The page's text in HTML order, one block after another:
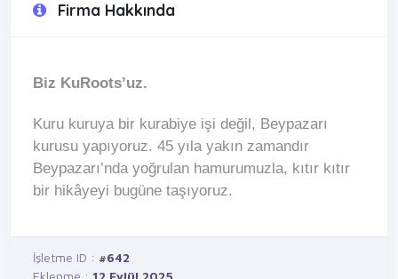
Firma Hakkında
Biz KuRoots’uz.
Kuru kuruya bir kurabiye işi değil, Beypazarı
kurusu yapıyoruz. 45 yıla yakın zamandır
Beypazarı’nda yoğrulan hamurumuzla, kıtır kıtır
bir hikâyeyi bugüne taşıyoruz.
İşletme ID : #642
Eklenme : 12 Eylül 2025